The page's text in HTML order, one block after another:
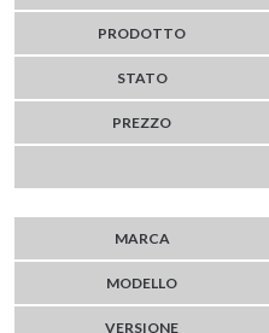
PRODOTTO
STATO
PREZZO
MARCA
MODELLO
VERSIONE